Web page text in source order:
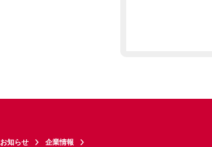
お知らせ 企業情報